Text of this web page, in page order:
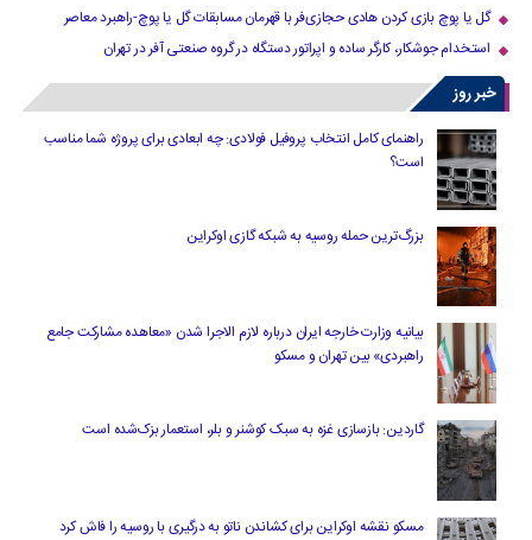
گل یا پوچ بازی کردن هادی حجازی‌فر با قهرمان مسابقات گل یا پوچ-راهبرد معاصر
استخدام جوشکار، کارگر ساده و اپراتور دستگاه در گروه صنعتی آفر در تهران
خبر روز
راهنمای کامل انتخاب پروفیل فولادی: چه ابعادی برای پروژه شما مناسب
است؟
بزرگ‌ترین حمله روسیه به شبکه گازی اوکراین
بیانیه وزارت خارجه ایران درباره لازم‌ الاجرا شدن «معاهده مشارکت جامع
راهبردی» بین تهران و مسکو
گاردین: بازسازی غزه به سبک کوشنر و بلر، استعمار بزک‌شده است
مسکو نقشه اوکراین برای کشاندن ناتو به درگیری با روسیه را فاش کرد